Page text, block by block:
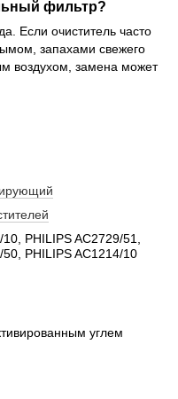
фильтр?
Если очиститель часто
запахами свежего
воздухом, замена может
PHILIPS AC2729/51,
50, PHILIPS AC1214/10
углем